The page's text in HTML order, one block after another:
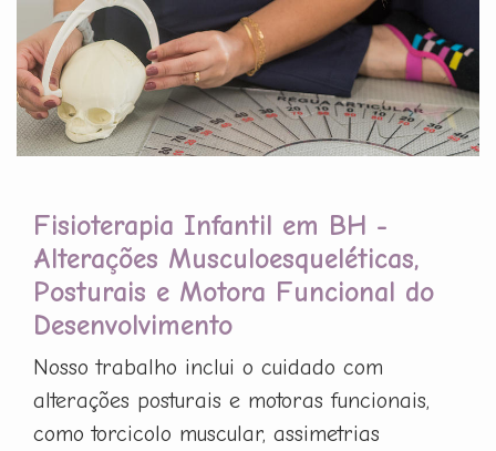
Fisioterapia Infantil em BH -
Alterações Musculoesqueléticas,
Posturais e Motora Funcional do
Desenvolvimento
Nosso trabalho inclui o cuidado com
alterações posturais e motoras funcionais,
como torcicolo muscular, assimetrias